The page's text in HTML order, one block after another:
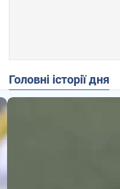
Головні історії дня